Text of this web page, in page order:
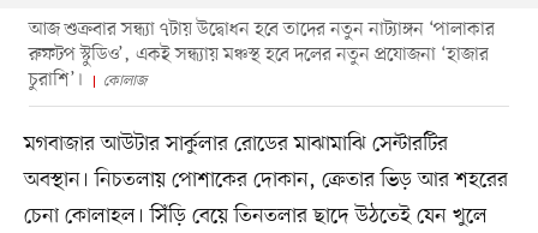
আজ শুক্রবার সন্ধ্যা ৭টায় উদ্বোধন হবে তাদের নতুন নাট্যাঙ্গন ‘পালাকার
রুফটপ স্টুডিও’, একই সন্ধ্যায় মঞ্চস্থ হবে দলের নতুন প্রযোজনা ‘হাজার
চুরাশি’।
কোলাজ
মগবাজার আউটার সার্কুলার রোডের মাঝামাঝি সেন্টারটির
অবস্থান। নিচতলায় পোশাকের দোকান, ক্রেতার ভিড় আর শহরের
চেনা কোলাহল। সিঁড়ি বেয়ে তিনতলার ছাদে উঠতেই যেন খুলে